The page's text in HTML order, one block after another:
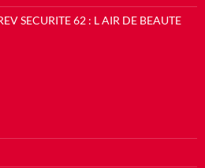
SECURITE 62 : L AIR DE BEAUTE